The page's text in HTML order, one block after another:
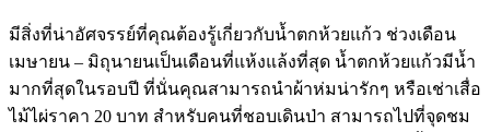
มีสิ่งที่น่าอัศจรรย์ที่คุณต้องรู้เกี่ยวกับน้ำตกห้วยแก้ว ช่วงเดือน
เมษายน – มิถุนายนเป็นเดือนที่แห้งแล้งที่สุด น้ำตกห้วยแก้วมีน้ำ
มากที่สุดในรอบปี ที่นั่นคุณสามารถนำผ้าห่มน่ารักๆ หรือเช่าเสื่อ
ไม้ไผ่ราคา 20 บาท สำหรับคนที่ชอบเดินป่า สามารถไปที่จุดชม